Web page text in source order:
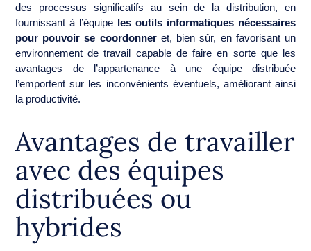
des processus significatifs au sein de la distribution, en
fournissant à l’équipe les outils informatiques nécessaires
pour pouvoir se coordonneret, bien sûr, en favorisant un
environnement de travail capable de faire en sorte que les
avantages de l’appartenance à une équipe distribuée
l’emportent sur les inconvénients éventuels, améliorant ainsi
la productivité.
Avantages de travailler
avec des équipes
distribuées ou
hybrides